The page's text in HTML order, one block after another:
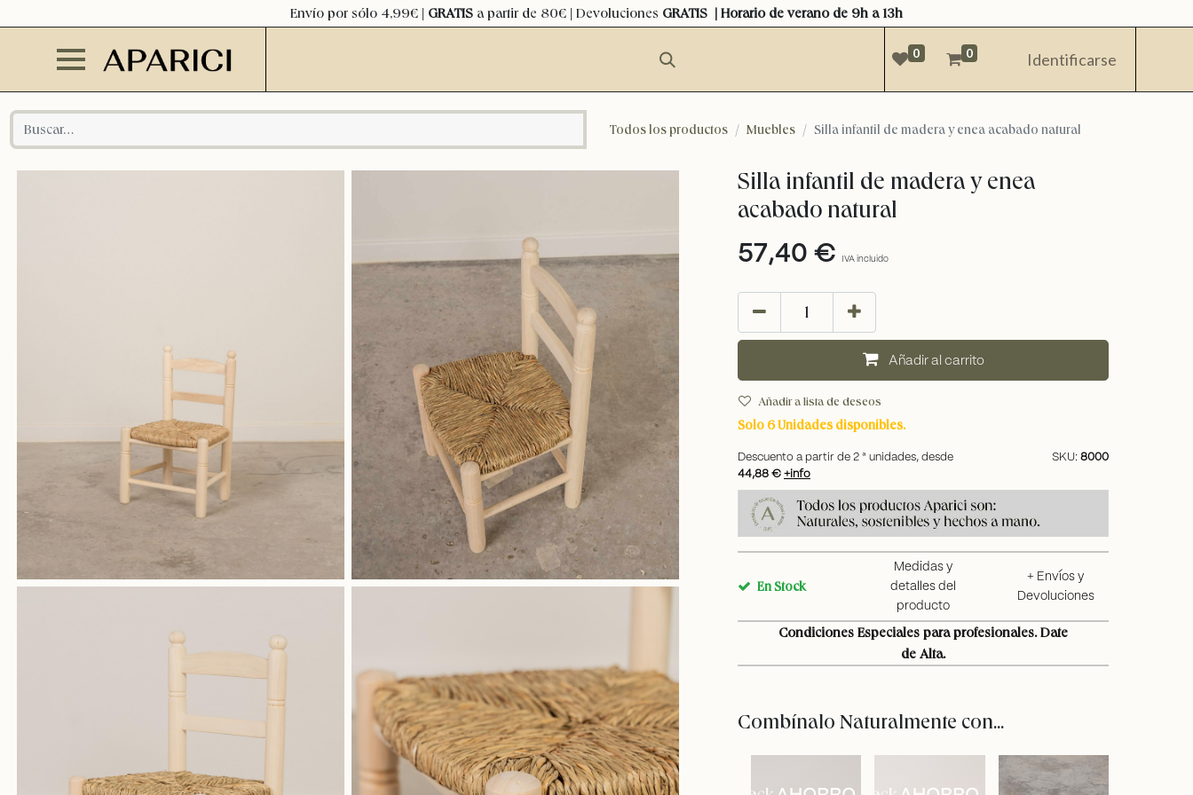
Envío por sólo 4,99€ | GRATIS a partir de 80€ | Devoluciones GRATIS | Horario de verano de 9h a 13h
0 0 Identificarse
Todos los productos Muebles Silla infantil de madera y enea acabado natural
Silla infantil de madera y enea
acabado natural
57,40 € IVA incluido
añadir al carrito
Añadir a lista de deseos
Solo 6 Unidades disponibles.
Descuento a partir de 2 ª unidades, desde
44,88 € +info
SKU: 8000
En Stock
Medidas y
detalles del
producto
+ Envíos y
Devoluciones
Condiciones Especiales para profesionales. Date
de Alta.
Combínalo Naturalmente con...